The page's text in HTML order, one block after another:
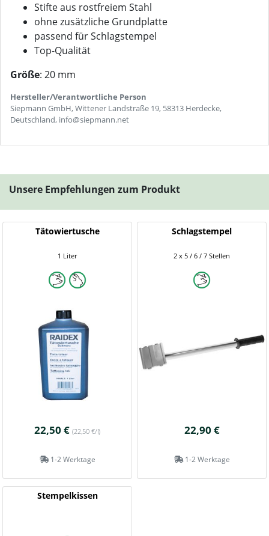
Stifte aus rostfreiem Stahl
ohne zusätzliche Grundplatte
passend für Schlagstempel
Top-Qualität
Größe: 20 mm
Hersteller/Verantwortliche Person
Siepmann GmbH, Wittener Landstraße 19, 58313 Herdecke,
Deutschland, info@siepmann.net
Unsere Empfehlungen zum Produkt
Tätowiertusche
1 Liter
22,50 € (22,50 €/l)
1-2 Werktage
Schlagstempel
2 x 5 / 6 / 7 Stellen
22,90 €
1-2 Werktage
Stempelkissen